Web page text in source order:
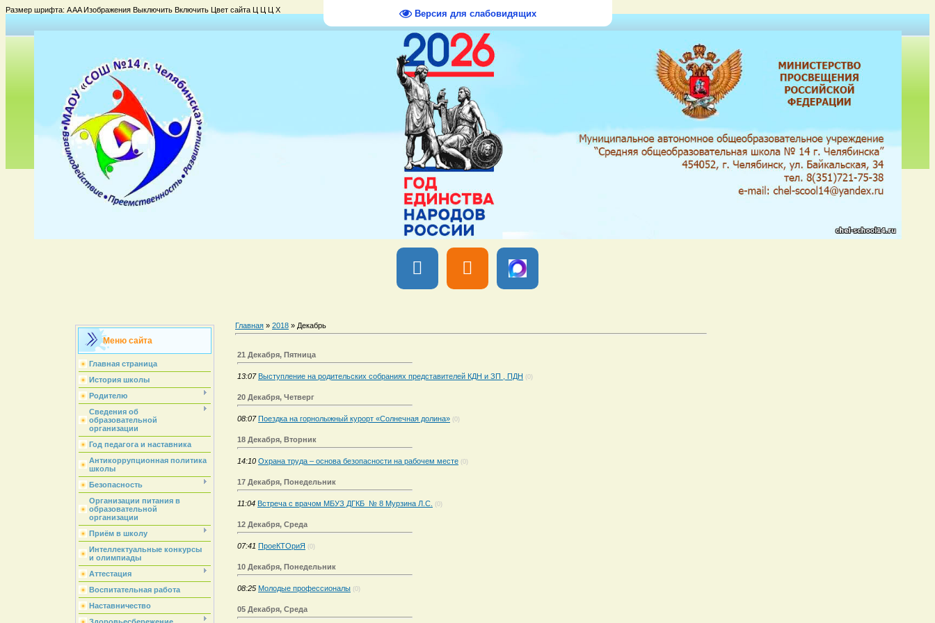
Версия для слабовидящих
Размер шрифта: AAAИзображения Выключить Включить Цвет сайта Ц Ц Ц Х
Вы вошли какГостьГруппа "Гости" Четверг, 06 Августа 2026,
Меню сайта
Главная страница
История школы
Родителю
Сведения об
образовательной
организации
Год педагога и наставника
Антикоррупционная политика
школы
Безопасность
Организации питания в
образовательной
организации
Приём в школу
Интеллектуальные конкурсы
и олимпиады
Аттестация
Воспитательная работа
Наставничество
Главная » 2018 » Декабрь
21 Декабря, Пятница
13:07 Выступление на родительских собраниях представителей КДН и ЗП , ПДН (0)
20 Декабря, Четверг
08:07 Поездка на горнолыжный курорт «Солнечная долина» (0)
18 Декабря, Вторник
14:10 Охрана труда – основа безопасности на рабочем месте (0)
17 Декабря, Понедельник
11:04 Встреча с врачом МБУЗ ДГКБ № 8 Мурзина Л.С. (0)
12 Декабря, Среда
07:41 ПроеКТОриЯ (0)
10 Декабря, Понедельник
08:25 Молодые профессионалы (0)
05 Декабря, Среда